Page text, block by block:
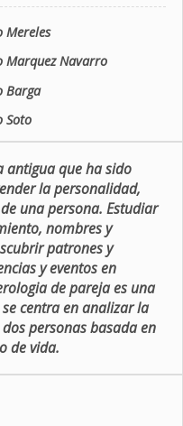
Mereles
Marquez Navarro
Barga
Soto
antigua que ha sido
la personalidad,
una persona. Estudiar
nombres y
patrones y
y eventos en
de pareja es una
centra en analizar la
personas basada en
de vida.